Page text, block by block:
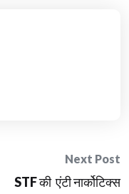
Next Post
STF की एंटी नार्कोटिक्स